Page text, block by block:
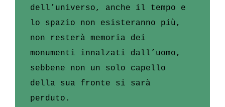
dell’universo, anche il tempo e
lo spazio non esisteranno più,
non resterà memoria dei
monumenti innalzati dall’uomo,
sebbene non un solo capello
della sua fronte si sarà
perduto.